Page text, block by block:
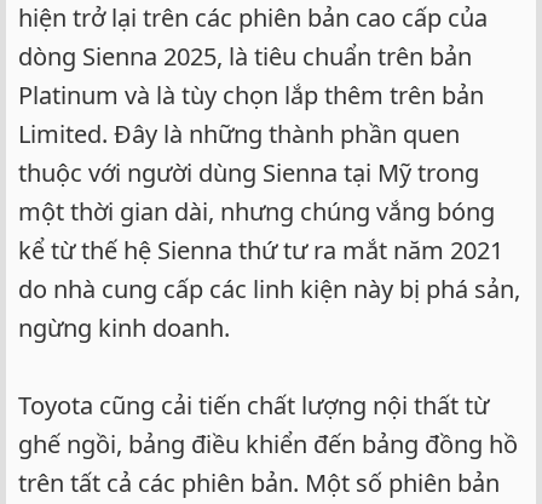
hiện trở lại trên các phiên bản cao cấp của
dòng Sienna 2025, là tiêu chuẩn trên bản
Platinum và là tùy chọn lắp thêm trên bản
Limited. Đây là những thành phần quen
thuộc với người dùng Sienna tại Mỹ trong
một thời gian dài, nhưng chúng vắng bóng
kể từ thế hệ Sienna thứ tư ra mắt năm 2021
do nhà cung cấp các linh kiện này bị phá sản,
ngừng kinh doanh.
Toyota cũng cải tiến chất lượng nội thất từ
ghế ngồi, bảng điều khiển đến bảng đồng hồ
trên tất cả các phiên bản. Một số phiên bản